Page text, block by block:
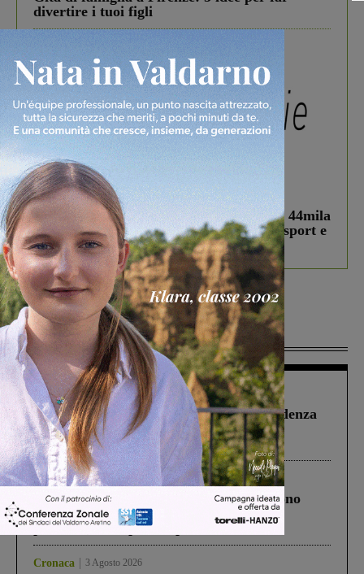
divertire i tuoi figli
In vetrina 3 Agosto 2026
Estra Notizie agosto: Smart Cities, oltre 44mila
studenti coinvolti, torna il bando per lo sport e
debutta il podcast Estrair
Più lette
Figline Incisa Valdarno 1 Agosto 2026
Piscina di Figline finanziata oltre la scadenza
Pnrr, il gruppo di Fratelli d’Italia: “Un
ringraziamento al Governo”
Cronaca 4 Agosto 2026
Un anno fa la strage in A1 in cui morirono
Gianni, Giulia e Franco. Lo schianto, il
processo, lo stop ai sorpassi fra tir....
Cronaca 3 Agosto 2026